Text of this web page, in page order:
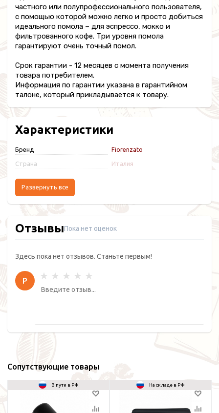
частного или полупрофессионального пользователя,
с помощью которой можно легко и просто добиться
идеального помола – для эспрессо, мокко и
фильтрованного кофе. Три уровня помола
гарантируют очень точный помол.
Срок гарантии - 12 месяцев с момента получения
товара потребителем.
Информация по гарантии указана в гарантийном
талоне, который прикладывается к товару.
Характеристики
Бренд Fiorenzato
Страна Италия
Развернуть все
ОтзывыПока нет оценок
Здесь пока нет отзывов. Станьте первым!
Р
Сопутствующие товары
В пути в РФ На складе в РФ